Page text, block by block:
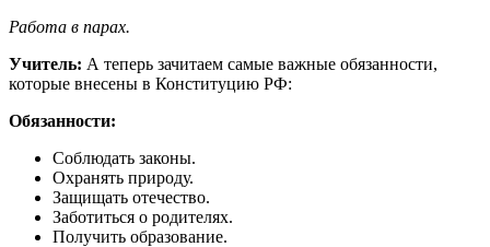
Работа в парах.
Учитель: А теперь зачитаем самые важные обязанности,
которые внесены в Конституцию РФ:
Обязанности:
Соблюдать законы.
Охранять природу.
Защищать отечество.
Заботиться о родителях.
Получить образование.